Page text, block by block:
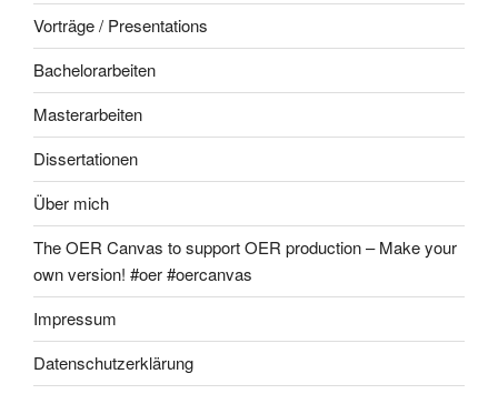
Vorträge / Presentations
Bachelorarbeiten
Masterarbeiten
Dissertationen
Über mich
The OER Canvas to support OER production – Make your
own version! #oer #oercanvas
Impressum
Datenschutzerklärung